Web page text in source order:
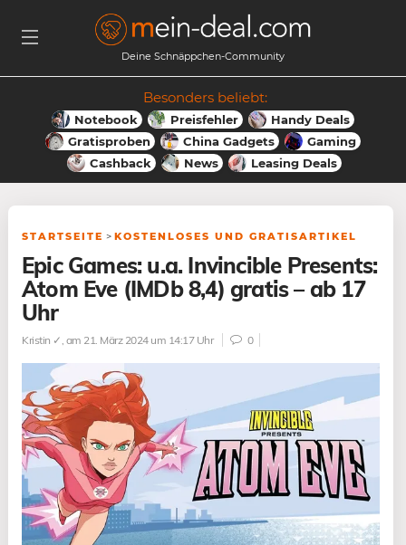
Deine Schnäppchen-Community
Besonders beliebt:
Notebook Preisfehler
Handy Deals
Gratisproben
China Gadgets
Gaming
Cashback
News Leasing Deals
STARTSEITE > KOSTENLOSES UND GRATISARTIKEL
Epic Games: u.a. Invincible Presents:
Atom Eve (IMDb 8,4) gratis – ab 17
Uhr
Kristin ✓ , am 21. März 2024 um 14:17 Uhr 0